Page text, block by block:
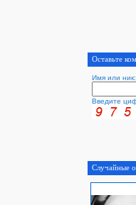
Оставьте
Имя или ник:
Введите
Случайные